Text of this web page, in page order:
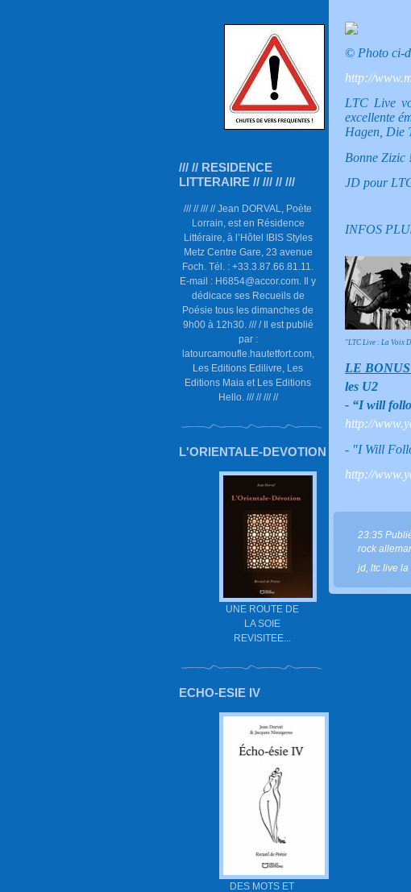
/// // RESIDENCE
LITTERAIRE // /// // ///
/// // /// // Jean DORVAL, Poète
Lorrain, est en Résidence
Littéraire, à l’Hôtel IBIS Styles
Metz Centre Gare, 23 avenue
Foch. Tél. : +33.3.87.66.81.11.
E-mail : H6854@accor.com. Il y
dédicace ses Recueils de
Poésie tous les dimanches de
9h00 à 12h30. /// / Il est publié
par :
latourcamoufle.hautetfort.com,
Les Editions Edilivre, Les
Editions Maia et Les Editions
Hello. /// // /// //
L'ORIENTALE-DEVOTION
UNE ROUTE DE
LA SOIE
REVISITEE...
ECHO-ESIE IV
DES MOTS ET
© Photo ci-
http://
LTC Live
excellente
Hagen, Die
Bonne Zizic
JD pour
INFOS
"LTC Live : La Voix
LE
les U2
- “I will
http://
- "I Will
http://
23:35
rock
jd ltc live la